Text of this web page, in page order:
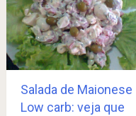
Salada de Maionese
Low carb: veja que